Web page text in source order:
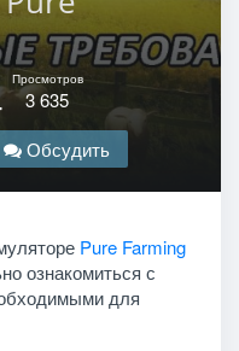
Просмотров
3 635
Обсудить
Pure Farming
ознакомиться с
для